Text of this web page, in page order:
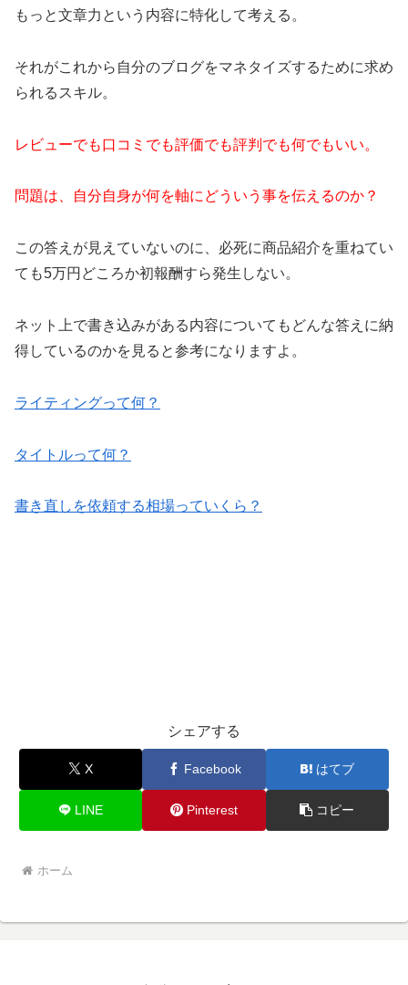
もっと文章力という内容に特化して考える。
それがこれから自分のブログをマネタイズするために求め
られるスキル。
レビューでも口コミでも評価でも評判でも何でもいい。
問題は、自分自身が何を軸にどういう事を伝えるのか？
この答えが見えていないのに、必死に商品紹介を重ねてい
ても5万円どころか初報酬すら発生しない。
ネット上で書き込みがある内容についてもどんな答えに納
得しているのかを見ると参考になりますよ。
ライティングって何？
タイトルって何？
書き直しを依頼する相場っていくら？
シェアする
X Facebook はてブ
LINE Pinterest コピー
ホーム